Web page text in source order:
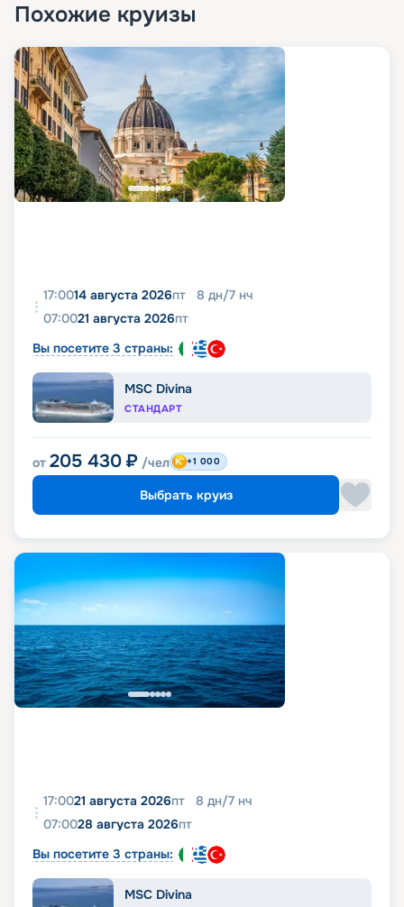
Похожие круизы
17:0014 августа 2026пт 8 дн/7 нч
07:0021 августа 2026пт
Вы посетите 3 страны:
MSC Divina
СТАНДАРТ
от 205 430 ₽ /чел +1 000
Выбрать круиз
17:0021 августа 2026пт 8 дн/7 нч
07:0028 августа 2026пт
Вы посетите 3 страны:
MSC Divina